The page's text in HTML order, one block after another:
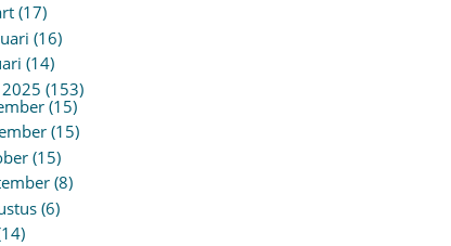
(17)
(16)
(14)
2025 (153)
(15)
(15)
(15)
(8)
(6)